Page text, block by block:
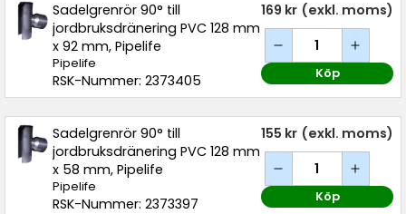
Sadelgrenrör 90° till
jordbruksdränering PVC 128 mm
x 92 mm, Pipelife
Pipelife
RSK-Nummer: 2373405
169 kr (exkl. moms)
Köp
Sadelgrenrör 90° till
jordbruksdränering PVC 128 mm
x 58 mm, Pipelife
Pipelife
RSK-Nummer: 2373397
155 kr (exkl. moms)
Köp